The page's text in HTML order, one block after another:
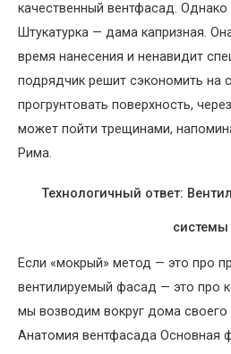
качественный вентфасад. Однако
Штукатурка — дама капризная.
время нанесения и ненавидит
подрядчик решит сэкономить на
прогрунтовать поверхность,
может пойти трещинами,
Рима.
Технологичный ответ:
системы
Если «мокрый» метод — это про
вентилируемый фасад — это про
мы возводим вокруг дома
Анатомия вентфасада Основная